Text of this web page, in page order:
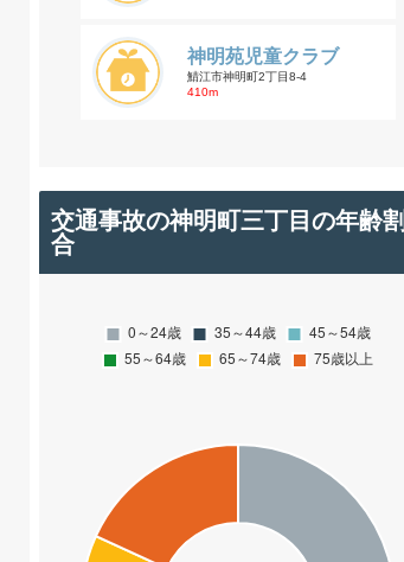
神明苑児童クラブ
鯖江市神明町2丁目8-4
410m
交通事故の神明町三丁目の年齢割
合